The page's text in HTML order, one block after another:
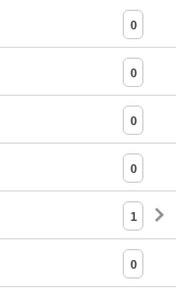
0
0
0
0
1
0